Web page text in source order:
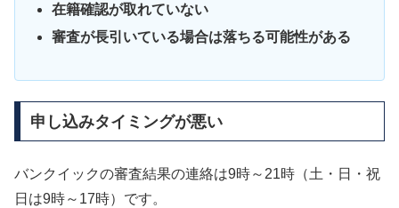
在籍確認が取れていない
審査が長引いている場合は落ちる可能性がある
申し込みタイミングが悪い
バンクイックの審査結果の連絡は9時～21時（土・日・祝
日は9時～17時）です。